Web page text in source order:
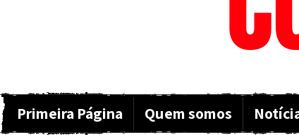
Primeira Página Quem somos